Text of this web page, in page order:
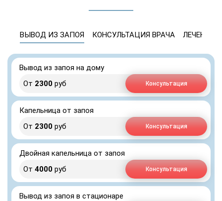
ВЫВОД ИЗ ЗАПОЯ КОНСУЛЬТАЦИЯ ВРАЧА ЛЕЧЕНИЕ
Вывод из запоя на дому
От 2300 руб Консультация
Капельница от запоя
От 2300 руб Консультация
Двойная капельница от запоя
От 4000 руб Консультация
Вывод из запоя в стационаре